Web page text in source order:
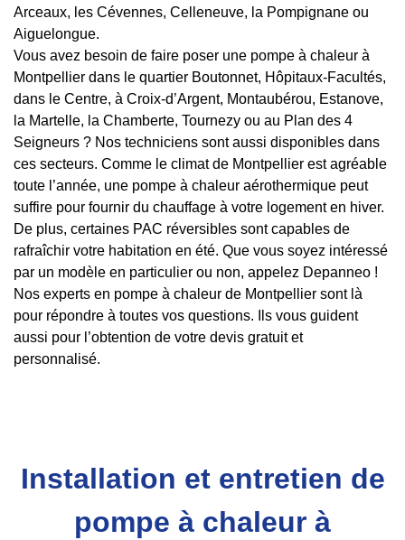
Arceaux, les Cévennes, Celleneuve, la Pompignane ou
Aiguelongue.
Vous avez besoin de faire poser une pompe à chaleur à
Montpellier dans le quartier Boutonnet, Hôpitaux-Facultés,
dans le Centre, à Croix-d’Argent, Montaubérou, Estanove,
la Martelle, la Chamberte, Tournezy ou au Plan des 4
Seigneurs ? Nos techniciens sont aussi disponibles dans
ces secteurs. Comme le climat de Montpellier est agréable
toute l’année, une pompe à chaleur aérothermique peut
suffire pour fournir du chauffage à votre logement en hiver.
De plus, certaines PAC réversibles sont capables de
rafraîchir votre habitation en été. Que vous soyez intéressé
par un modèle en particulier ou non, appelez Depanneo !
Nos experts en pompe à chaleur de Montpellier sont là
pour répondre à toutes vos questions. Ils vous guident
aussi pour l’obtention de votre devis gratuit et
personnalisé.
Installation et entretien de
pompe à chaleur à